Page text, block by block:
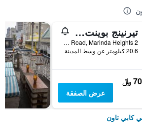
تيرنينج بوينت بيد آند بريكفاست
2 Glenside Road, Marinda Heights, كابي تاون, محافظة كيب الغربية, جنوب أفريقيا
20.6 كيلومتر عن وسط المدينة
70 ﷼
عرض الصفقة
كابي تاون